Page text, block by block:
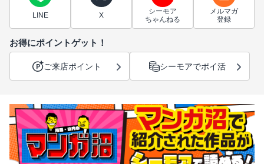
LINE X
シーモア
ちゃんねる
メルマガ
登録
お得にポイントゲット！
ご来店ポイント シーモアでポイ活